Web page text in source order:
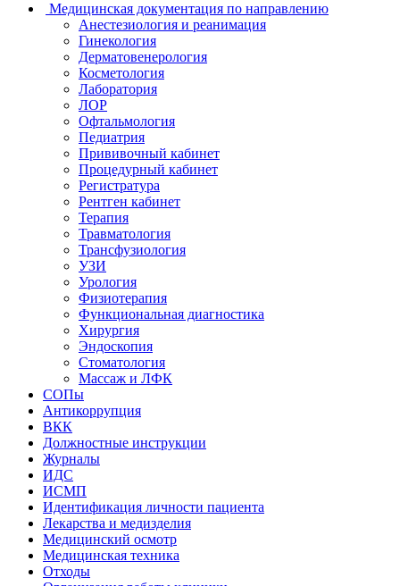
Медицинская документация по направлению
Анестезиология и реанимация
Гинекология
Дерматовенерология
Косметология
Лаборатория
ЛОР
Офтальмология
Педиатрия
Прививочный кабинет
Процедурный кабинет
Регистратура
Рентген кабинет
Терапия
Травматология
Трансфузиология
УЗИ
Урология
Физиотерапия
Функциональная диагностика
Хирургия
Эндоскопия
Стоматология
Массаж и ЛФК
СОПы
Антикоррупция
ВКК
Должностные инструкции
Журналы
ИДС
ИСМП
Идентификация личности пациента
Лекарства и медизделия
Медицинский осмотр
Медицинская техника
Отходы